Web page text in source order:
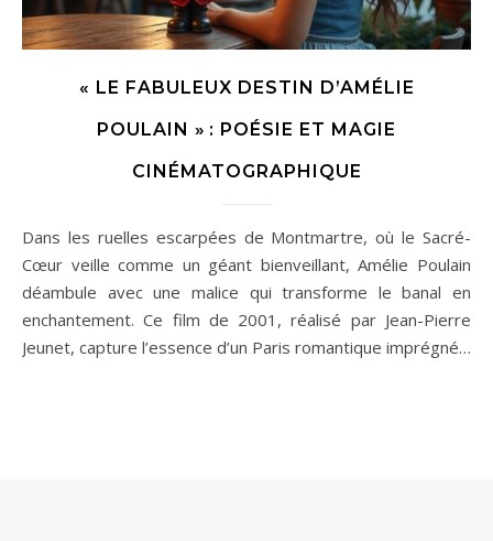
« LE FABULEUX DESTIN D’AMÉLIE
POULAIN » : POÉSIE ET MAGIE
CINÉMATOGRAPHIQUE
Dans les ruelles escarpées de Montmartre, où le Sacré-
Cœur veille comme un géant bienveillant, Amélie Poulain
déambule avec une malice qui transforme le banal en
enchantement. Ce film de 2001, réalisé par Jean-Pierre
Jeunet, capture l’essence d’un Paris romantique imprégné…